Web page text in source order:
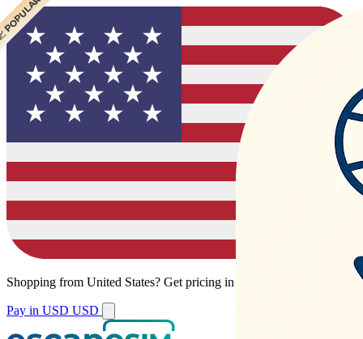
Shopping from United States? Get pricing in your local currency.
Pay in USD USD